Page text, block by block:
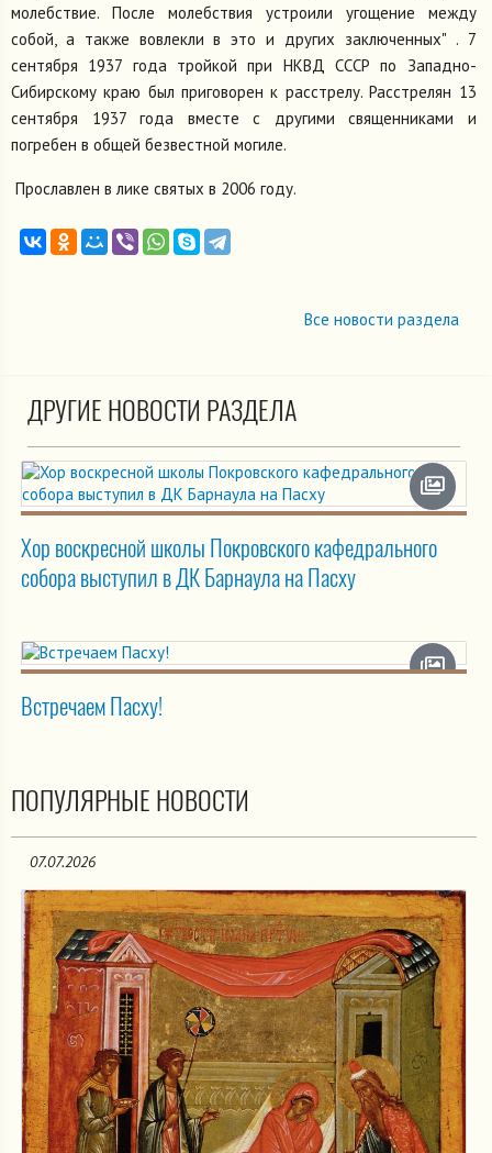
молебствие. После молебствия устроили угощение между
собой, а также вовлекли в это и других заключенных" . 7
сентября 1937 года тройкой при НКВД СССР по Западно-
Сибирскому краю был приговорен к расстрелу. Расстрелян 13
сентября 1937 года вместе с другими священниками и
погребен в общей безвестной могиле.
Прославлен в лике святых в 2006 году.
Все новости раздела
ДРУГИЕ НОВОСТИ РАЗДЕЛА
Хор воскресной школы Покровского кафедрального
собора выступил в ДК Барнаула на Пасху
Встречаем Пасху!
ПОПУЛЯРНЫЕ НОВОСТИ
07.07.2026